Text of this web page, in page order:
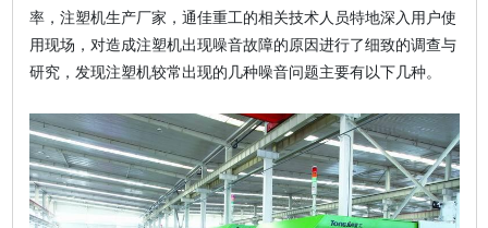
率，注塑机生产厂家，通佳重工的相关技术人员特地深入用户使
用现场，对造成注塑机出现噪音故障的原因进行了细致的调查与
研究，发现注塑机较常出现的几种噪音问题主要有以下几种。